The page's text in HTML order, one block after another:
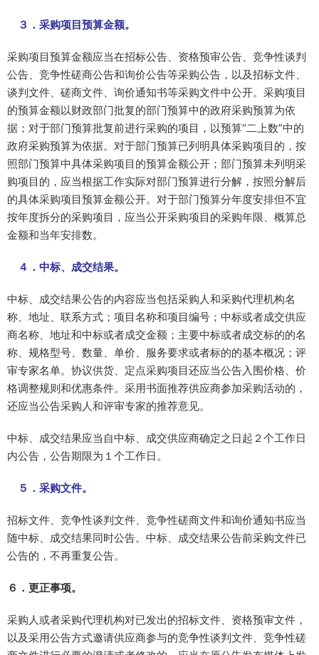
３．采购项目预算金额。
采购项目预算金额应当在招标公告、资格预审公告、竞争性谈判
公告、竞争性磋商公告和询价公告等采购公告，以及招标文件、
谈判文件、磋商文件、询价通知书等采购文件中公开。采购项目
的预算金额以财政部门批复的部门预算中的政府采购预算为依
据；对于部门预算批复前进行采购的项目，以预算“二上数”中的
政府采购预算为依据。对于部门预算已列明具体采购项目的，按
照部门预算中具体采购项目的预算金额公开；部门预算未列明采
购项目的，应当根据工作实际对部门预算进行分解，按照分解后
的具体采购项目预算金额公开。对于部门预算分年度安排但不宜
按年度拆分的采购项目，应当公开采购项目的采购年限、概算总
金额和当年安排数。
４．中标、成交结果。
中标、成交结果公告的内容应当包括采购人和采购代理机构名
称、地址、联系方式；项目名称和项目编号；中标或者成交供应
商名称、地址和中标或者成交金额；主要中标或者成交标的的名
称、规格型号、数量、单价、服务要求或者标的的基本概况；评
审专家名单。协议供货、定点采购项目还应当公告入围价格、价
格调整规则和优惠条件。采用书面推荐供应商参加采购活动的，
还应当公告采购人和评审专家的推荐意见。
中标、成交结果应当自中标、成交供应商确定之日起２个工作日
内公告，公告期限为１个工作日。
５．采购文件。
招标文件、竞争性谈判文件、竞争性磋商文件和询价通知书应当
随中标、成交结果同时公告。中标、成交结果公告前采购文件已
公告的，不再重复公告。
６．更正事项。
采购人或者采购代理机构对已发出的招标文件、资格预审文件，
以及采用公告方式邀请供应商参与的竞争性谈判文件、竞争性磋